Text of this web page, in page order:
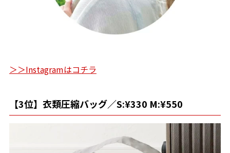
＞＞Instagramはコチラ
【3位】衣類圧縮バッグ／S:¥330 M:¥550